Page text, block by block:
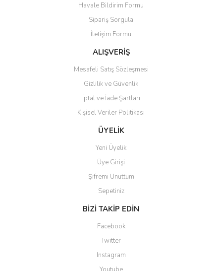
Ürün açıklamasında eksik bilgiler bulunuyor.
Ürün bilgilerinde hatalar bulunuyor.
Ürün fiyatı diğer sitelerden daha pahalı.
Bu ürüne benzer farklı alternatifler olmalı.
Gönder
Havale Bildirim Formu
Sipariş Sorgula
İletişim Formu
ALIŞVERİŞ
Mesafeli Satış Sözleşmesi
Gizlilik ve Güvenlik
İptal ve İade Şartları
Kişisel Veriler Politikası
ÜYELİK
Yeni Üyelik
Üye Girişi
Şifremi Unuttum
Sepetiniz
BİZİ TAKİP EDİN
Facebook
Twitter
Instagram